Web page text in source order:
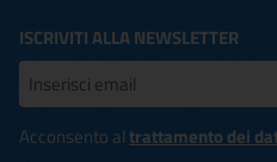
ISCRIVITI ALLA NEWSLETTER
Inserisci la tua mail
Acconsento altrattamento dei